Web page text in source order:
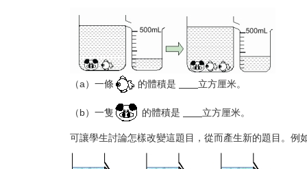
（a）一條 的體積是 立方厘米。
（b）一隻 的體積是 立方厘米。
可讓學生討論怎樣改變這題目，從而產生新的題目。